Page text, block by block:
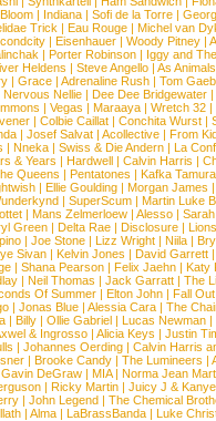
| Indiana | Sofi de la Torre |
Trick | Eau Rouge | Michel van
|Eisenhauer |Woody Pitney |
|Porter Robinson | Iggy and
Heldens |Steve Angello |As Animals
| Grace | Adrenaline Rush | Tom
Nervous Nellie | Dee Dee Bridgewater |
|Vegas |Maraaya |Wretch 32 |
| Colbie Caillat | Conchita Wurst |
| Josef Salvat | Acollective | From
| Nneka | Swiss & Die Andern | La
& Years |Hardwell |Calvin Harris |
Queens | Pentatones | Kafka Tamura
|Ellie Goulding |Morgan James
| SuperScum | Martin Luke
|Mans Zelmerloew |Alesso |
Green |Delta Rae |Disclosure |
|Joe Stone |Lizz Wright |Niila |
Sivan | Kelvin Jones | David Garrett
| Shana Pearson | Felix Jaehn | Katy
|Neil Thomas |Jack Garratt |The
Of Summer |Elton John |Fall
|Jonas Blue |Alessia Cara |The
|Billy |Ollie Gabriel |Lucas Newman |
& Ingrosso | Alicia Keys | Justin
|Johannes Oerding |Calvin Harris
|Brooke Candy |The Lumineers |
Gavin DeGraw | MIA| Norma Jean
| Ricky Martin | Juicy J &
| John Legend | The Chemical
|Alma |LaBrassBanda |Luke